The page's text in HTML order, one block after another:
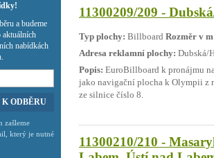
11300209/209 -
Typ plochy: Billboard Rozměr v
Adresa reklamní plochy: Dubská/
Popis: EuroBillboard k pronájmu
jako navigační plocha k Olympii z
ze silnice číslo 8.
11300210/210 -
a budeme
aktuálních
nabídkách
zašleme
který je nutné